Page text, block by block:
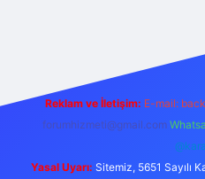
Reklam ve İletişim: E-mail:
forumhizmeti@gmail.com
Yasal Uyarı: Sitemiz, 5651 Sayılı